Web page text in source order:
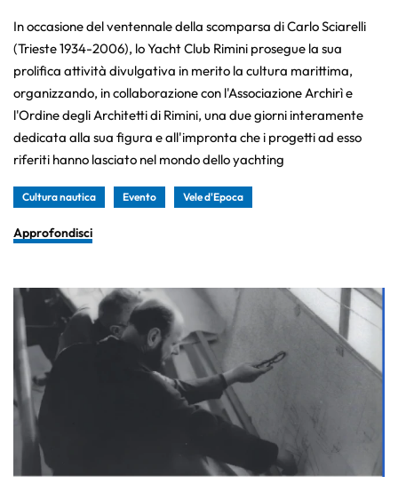
In occasione del ventennale della scomparsa di Carlo Sciarelli
(Trieste 1934-2006), lo Yacht Club Rimini prosegue la sua
prolifica attività divulgativa in merito la cultura marittima,
organizzando, in collaborazione con l'Associazione Archirì e
l'Ordine degli Architetti di Rimini, una due giorni interamente
dedicata alla sua figura e all'impronta che i progetti ad esso
riferiti hanno lasciato nel mondo dello yachting
Cultura nautica Evento Vele d'Epoca
Approfondisci